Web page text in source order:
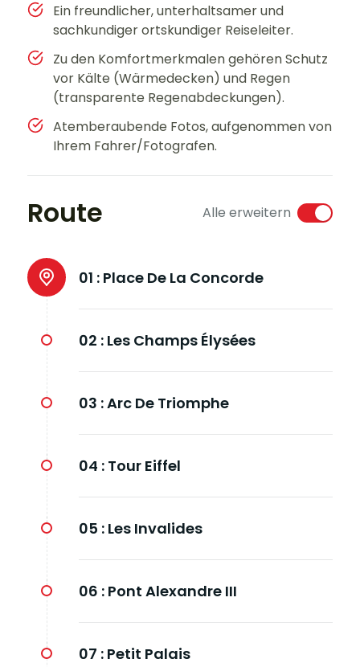
Ein freundlicher, unterhaltsamer und
sachkundiger ortskundiger Reiseleiter.
Zu den Komfortmerkmalen gehören Schutz
vor Kälte (Wärmedecken) und Regen
(transparente Regenabdeckungen).
Atemberaubende Fotos, aufgenommen von
Ihrem Fahrer/Fotografen.
Route Alle erweitern
01 : Place De La Concorde
02 : Les Champs Élysées
03 :Arc De Triomphe
04 : Tour Eiffel
05 : Les Invalides
06 : Pont Alexandre III
07 : Petit Palais